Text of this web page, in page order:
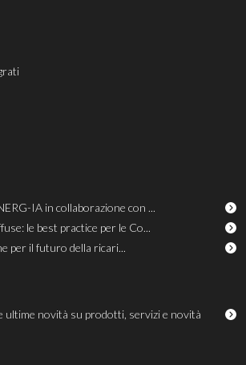
IA in collaborazione con ...
le best practice per le Co...
per il futuro della ricari...
ultime novità su prodotti, servizi e novità